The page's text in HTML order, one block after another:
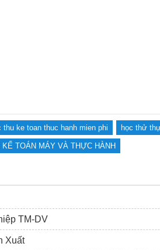
thu ke toan thuc hanh mien phi học thử
TOÁN MÁY VÀ THỰC HÀNH
TM-DV
Xuất